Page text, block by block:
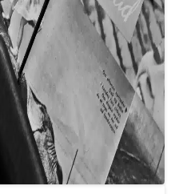
nhân văn thay
phỏng vấn một số
dự báo điều gì sẽ xảy ra